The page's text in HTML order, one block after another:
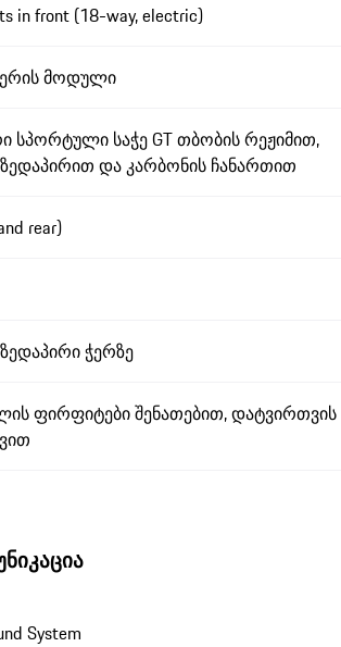
in front (18-way, electric)
მოდული
სპორტული საჭე GT თბობის რეჟიმით,
ზედაპირით და კარბონის ჩანართით
rear)
ჭერზე
ფირფიტები შენათებით, დატვირთვის
System